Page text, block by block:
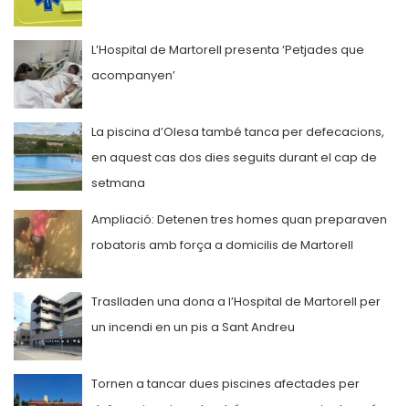
L’Hospital de Martorell presenta ‘Petjades que
acompanyen’
La piscina d’Olesa també tanca per defecacions,
en aquest cas dos dies seguits durant el cap de
setmana
Ampliació: Detenen tres homes quan preparaven
robatoris amb força a domicilis de Martorell
Traslladen una dona a l’Hospital de Martorell per
un incendi en un pis a Sant Andreu
Tornen a tancar dues piscines afectades per